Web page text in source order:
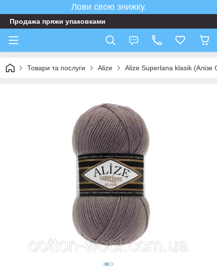
Лови свою знижку.
Продажа пряжи упаковками
Товари та послуги Аlize Alize Superlana klasik